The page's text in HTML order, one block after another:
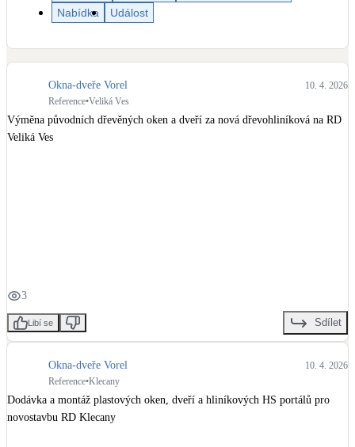
Větrání s rekuperací
Teplovzdušné vytápění
Pouze velké BESS
Novostavby
Nabídka
Událost
Okna-dveře Vorel
10. 4. 2026
Reference•Veliká Ves
Výměna původních dřevěných oken a dveří za nová dřevohliníková na RD
Veliká Ves
3
Libí se Sdílet
Okna-dveře Vorel
10. 4. 2026
Reference•Klecany
Dodávka a montáž plastových oken, dveří a hliníkových HS portálů pro
novostavbu RD Klecany